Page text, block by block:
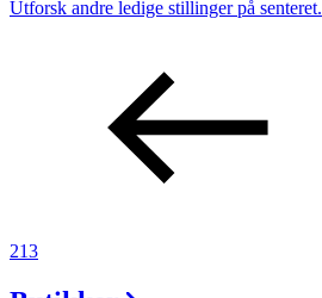
Utforsk andre ledige stillinger på senteret.
213